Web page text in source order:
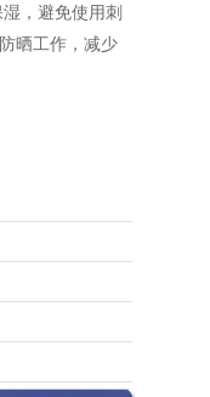
，避免使用刺
晒工作，减少